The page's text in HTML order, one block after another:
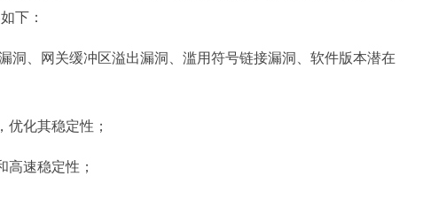
下：
洞、网关缓冲区溢出漏洞、滥用符号链接漏洞、软件版本潜在
化其稳定性；
速稳定性；